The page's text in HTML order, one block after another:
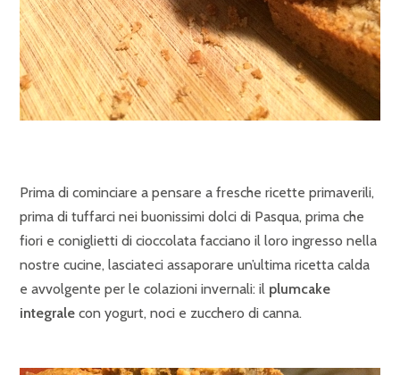
Prima di cominciare a pensare a fresche ricette primaverili,
prima di tuffarci nei buonissimi dolci di Pasqua, prima che
fiori e coniglietti di cioccolata facciano il loro ingresso nella
nostre cucine, lasciateci assaporare un’ultima ricetta calda
e avvolgente per le colazioni invernali: il plumcake
integrale con yogurt, noci e zucchero di canna.